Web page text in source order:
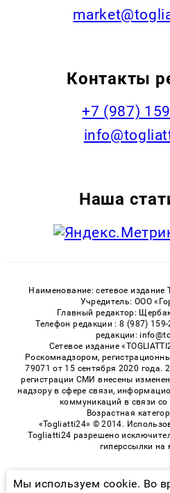
Контакты
+7 (987)
Наша
Наименование: сетевое издание
Учредитель: ООО
Главный редактор:
Телефон редакции : 8 (987)
редакции:
Сетевое издание
Роскомнадзором,
79071 от 15 сентября 2020 года.
регистрации СМИ внесены
надзору в сфере связи,
коммуникаций в связи со
Возрастная
«Togliatti24» © 2014.
Togliatti24 разрешено
гиперссылки на
Мы используем cookie. Во